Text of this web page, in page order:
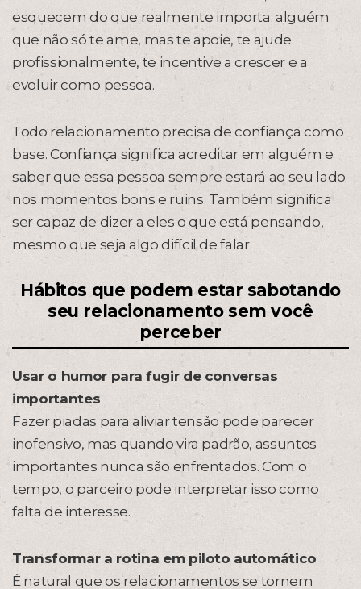
esquecem do que realmente importa: alguém
que não só te ame, mas te apoie, te ajude
profissionalmente, te incentive a crescer e a
evoluir como pessoa.
Todo relacionamento precisa de confiança como
base. Confiança significa acreditar em alguém e
saber que essa pessoa sempre estará ao seu lado
nos momentos bons e ruins. Também significa
ser capaz de dizer a eles o que está pensando,
mesmo que seja algo difícil de falar.
Hábitos que podem estar sabotando
seu relacionamento sem você
perceber
Usar o humor para fugir de conversas
importantes
Fazer piadas para aliviar tensão pode parecer
inofensivo, mas quando vira padrão, assuntos
importantes nunca são enfrentados. Com o
tempo, o parceiro pode interpretar isso como
falta de interesse.
Transformar a rotina em piloto automático
É natural que os relacionamentos se tornem